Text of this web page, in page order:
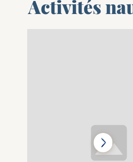
Activités